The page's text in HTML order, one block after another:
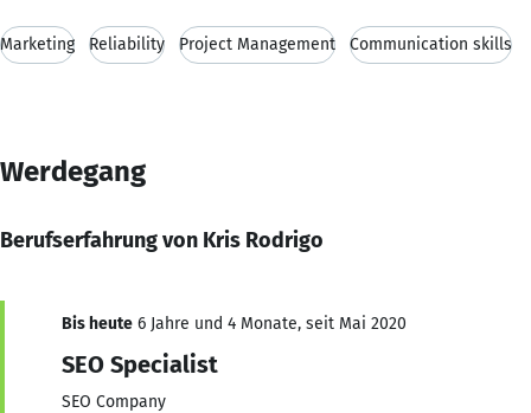
Marketing Reliability Project Management Communication skills
Werdegang
Berufserfahrung von Kris Rodrigo
Bis heute 6 Jahre und 4 Monate, seit Mai 2020
SEO Specialist
SEO Company